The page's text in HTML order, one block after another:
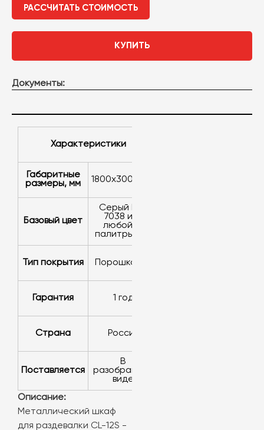
РАССЧИТАТЬ СТОИМОСТЬ
КУПИТЬ
Документы:
Характеристики
размеры, мм
1800х300х500
Базовый цвет
серый RAL
7038 или
любой из
палитры RAL
Тип покрытия порошковое
Гарантия 1 год
Страна Россия
Поставляется
в
разобранном
виде
Описание:
Металлический шкаф
для раздевалки CL-12S -